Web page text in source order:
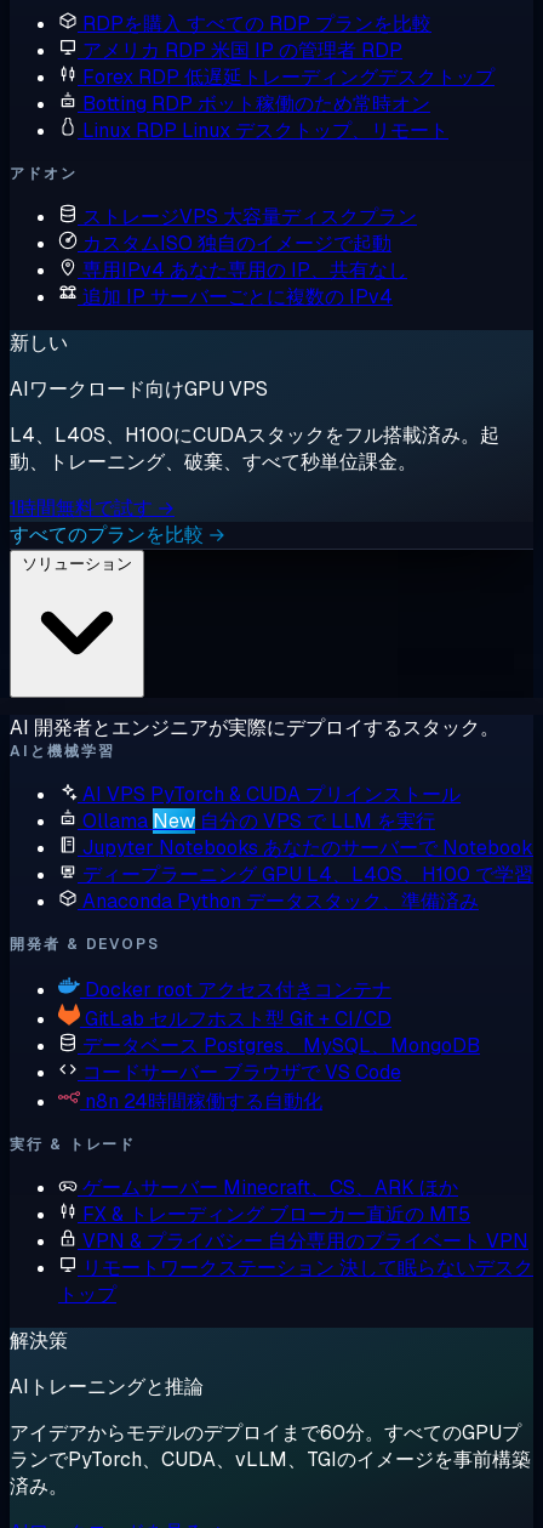
RDPを購入 すべての RDP プランを比較
アメリカ RDP 米国 IP の管理者 RDP
Forex RDP 低遅延トレーディングデスクトップ
Botting RDP ボット稼働のため常時オン
Linux RDP Linux デスクトップ、リモート
アドオン
ストレージVPS 大容量ディスクプラン
カスタムISO 独自のイメージで起動
専用IPv4 あなた専用の IP、共有なし
追加 IP サーバーごとに複数の IPv4
新しい
AIワークロード向けGPU VPS
L4、L40S、H100にCUDAスタックをフル搭載済み。起
動、トレーニング、破棄、すべて秒単位課金。
1時間無料で試す →
すべてのプランを比較 →
AI 開発者とエンジニアが実際にデプロイするスタック。
AIと機械学習
AI VPS PyTorch & CUDA プリインストール
Ollama New 自分の VPS で LLM を実行
Jupyter Notebooks あなたのサーバーで Notebook
ディープラーニング GPU L4、L40S、H100 で学習
Anaconda Python データスタック、準備済み
開発者 & DEVOPS
Docker root アクセス付きコンテナ
GitLab セルフホスト型 Git + CI/CD
データベース Postgres、MySQL、MongoDB
コードサーバー ブラウザで VS Code
n8n 24時間稼働する自動化
実行 & トレード
ゲームサーバー Minecraft、CS、ARK ほか
FX & トレーディング ブローカー直近の MT5
VPN & プライバシー 自分専用のプライベート VPN
リモートワークステーション 決して眠らないデスク
トップ
解決策
AIトレーニングと推論
アイデアからモデルのデプロイまで60分。すべてのGPUプ
ランでPyTorch、CUDA、vLLM、TGIのイメージを事前構築
済み。